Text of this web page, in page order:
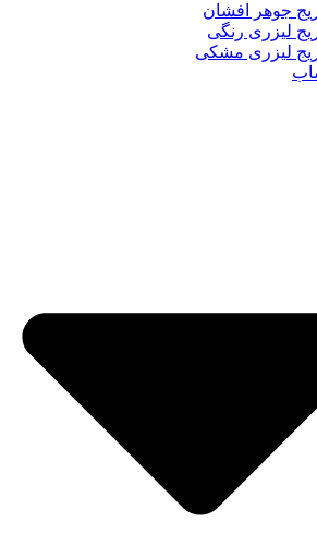
جوهر افشان
لیزری رنگی
لیزری مشکی